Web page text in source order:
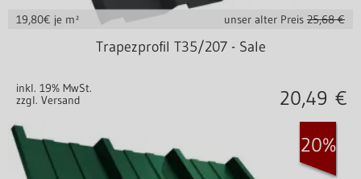
in vielen Varianten
19,80€ je m² unser alter Preis 25,68 €
Trapezprofil T35/207 - Sale
inkl. 19% MwSt.
zzgl. Versand
20,49 €
20%